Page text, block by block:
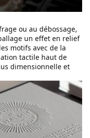
ou au débossage,
un effet en relief
motifs avec de la
tactile haut de
dimensionnelle et